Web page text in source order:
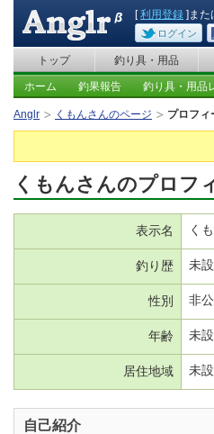
[利用登録 ]また
ログイン
トップ 釣り具・用品
ホーム 釣果報告 釣り具・用品
Anglr くもんさんのページ プロフィ
くもんさんのプロフ
表示名 く
釣り歴 未
性別 非
年齢 未
居住地域 未
自己紹介